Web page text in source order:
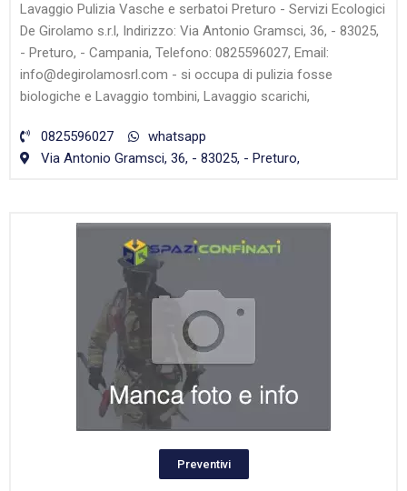
Lavaggio Pulizia Vasche e serbatoi Preturo - Servizi Ecologici
De Girolamo s.r.l, Indirizzo: Via Antonio Gramsci, 36, - 83025,
- Preturo, - Campania, Telefono: 0825596027, Email:
info@degirolamosrl.com - si occupa di pulizia fosse
biologiche e Lavaggio tombini, Lavaggio scarichi,
0825596027
whatsapp
Via Antonio Gramsci, 36, - 83025, - Preturo,
Preventivi